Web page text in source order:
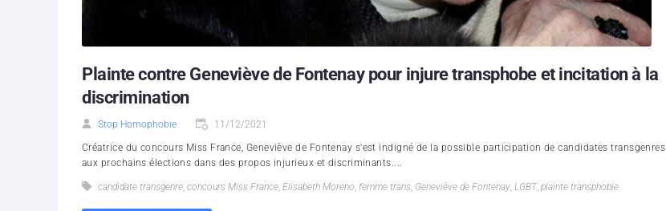
Plainte contre Geneviève de Fontenay pour injure transphobe et incitation à la
discrimination
Stop Homophobie 11/12/2021
Créatrice du concours Miss France, Geneviève de Fontenay s'est indigné de la possible participation de candidates transgenres
aux prochains élections dans des propos injurieux et discriminants....
candidate transgenre, concours Miss France, Elisabeth Moreno, femme trans, Geneviève de Fontenay, LGBT, plainte transphobie